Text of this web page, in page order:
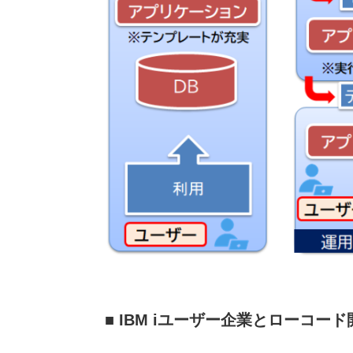
■ IBM iユーザー企業とローコード